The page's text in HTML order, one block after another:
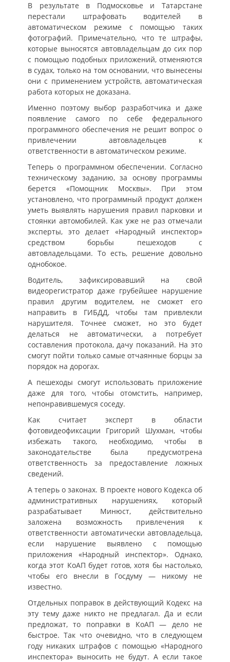
В результате в Подмосковье и Татарстане
перестали штрафовать водителей в
автоматическом режиме с помощью таких
фотографий. Примечательно, что те штрафы,
которые выносятся автовладельцам до сих пор
с помощью подобных приложений, отменяются
в судах, только на том основании, что вынесены
они с применением устройств, автоматическая
работа которых не доказана.
Именно поэтому выбор разработчика и даже
появление самого по себе федерального
программного обеспечения не решит вопрос о
привлечении автовладельцев к
ответственности в автоматическом режиме.
Теперь о программном обеспечении. Согласно
техническому заданию, за основу программы
берется «Помощник Москвы». При этом
установлено, что программный продукт должен
уметь выявлять нарушения правил парковки и
стоянки автомобилей. Как уже не раз отмечали
эксперты, это делает «Народный инспектор»
средством борьбы пешеходов с
автовладельцами. То есть, решение довольно
однобокое.
Водитель, зафиксировавший на свой
видеорегистратор даже грубейшее нарушение
правил другим водителем, не сможет его
направить в ГИБДД, чтобы там привлекли
нарушителя. Точнее сможет, но это будет
делаться не автоматически, а потребует
составления протокола, дачу показаний. На это
смогут пойти только самые отчаянные борцы за
порядок на дорогах.
А пешеходы смогут использовать приложение
даже для того, чтобы отомстить, например,
непонравившемуся соседу.
Как считает эксперт в области
фотовидеофиксации Григорий Шухман, чтобы
избежать такого, необходимо, чтобы в
законодательстве была предусмотрена
ответственность за предоставление ложных
сведений.
А теперь о законах. В проекте нового Кодекса об
административных нарушениях, который
разрабатывает Минюст, действительно
заложена возможность привлечения к
ответственности автоматически автовладельца,
если нарушение выявлено с помощью
приложения «Народный инспектор». Однако,
когда этот КоАП будет готов, хотя бы настолько,
чтобы его внесли в Госдуму — никому не
известно.
Отдельных поправок в действующий Кодекс на
эту тему даже никто не предлагал. Да и если
предложат, то поправки в КоАП — дело не
быстрое. Так что очевидно, что в следующем
году никаких штрафов с помощью «Народного
инспектора» выносить не будут. А если такое